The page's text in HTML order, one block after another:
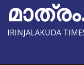
IRINJALAKUDA